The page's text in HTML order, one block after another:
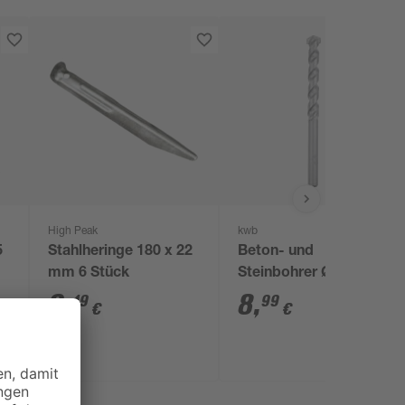
High Peak
Stahlheringe 180 x 22
mm 6 Stück
6,49 €
kwb
Beton- und
Steinbohrer Ø 14 mm
8,99 €